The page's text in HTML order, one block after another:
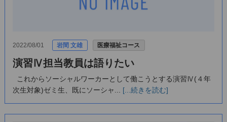
2022/08/01 岩間 文雄 医療福祉コース
演習Ⅳ担当教員は語りたい
これからソーシャルワーカーとして働こうとする演習Ⅳ(４年
次生対象)ゼミ生、既にソーシャ... [...続きを読む]